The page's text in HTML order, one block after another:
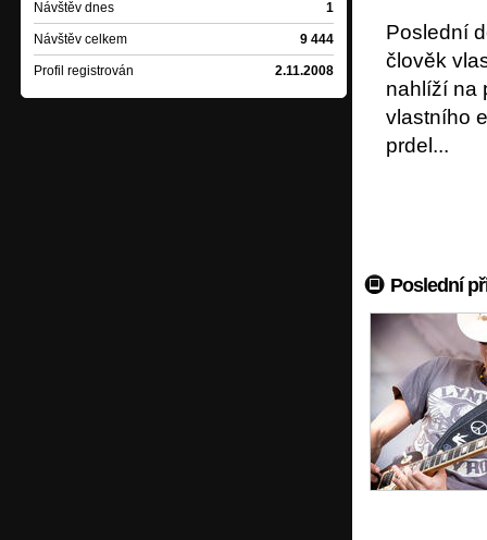
Návštěv dnes 1
Návštěv celkem 9 444
Profil registrován 2.11.2008
Poslední
člověk
nahlíží na
vlastního
prdel...
Poslední